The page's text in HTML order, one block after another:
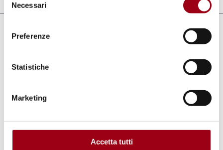
delNecessari
Preferenze
Statistiche
Marketing
Accetta tutti
Collegamenti
Zanardi
persone con disabilità